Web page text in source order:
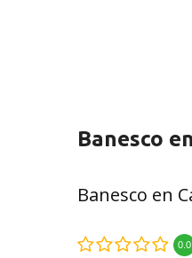
Banesco
Banesco en
0.0